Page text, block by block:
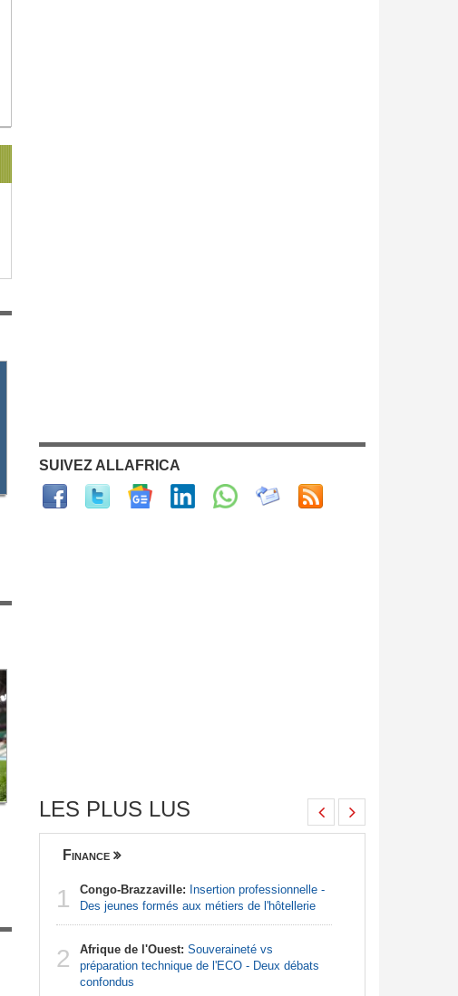
SUIVEZ ALLAFRICA
LES PLUS LUS
Finance
1 Congo-Brazzaville: Insertion professionnelle -
Des jeunes formés aux métiers de l'hôtellerie
2 Afrique de l'Ouest: Souveraineté vs
préparation technique de l'ECO - Deux débats
confondus